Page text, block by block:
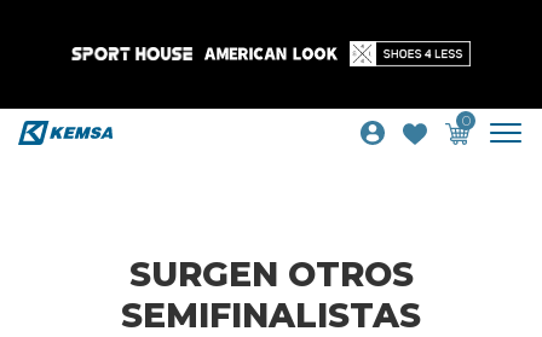
0
SURGEN OTROS
SEMIFINALISTAS